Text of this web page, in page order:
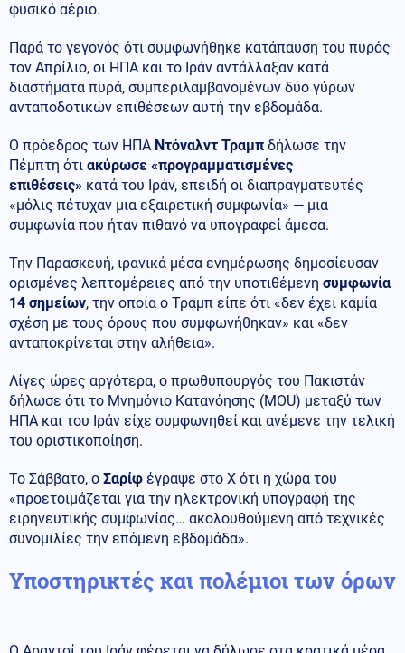
φυσικό αέριο.
Παρά το γεγονός ότι συμφωνήθηκε κατάπαυση του πυρός
τον Απρίλιο, οι ΗΠΑ και το Ιράν αντάλλαξαν κατά
διαστήματα πυρά, συμπεριλαμβανομένων δύο γύρων
ανταποδοτικών επιθέσεων αυτή την εβδομάδα.
Ο πρόεδρος των ΗΠΑ Ντόναλντ Τραμπ δήλωσε την
Πέμπτη ότι ακύρωσε «προγραμματισμένες
επιθέσεις» κατά του Ιράν, επειδή οι διαπραγματευτές
«μόλις πέτυχαν μια εξαιρετική συμφωνία» — μια
συμφωνία που ήταν πιθανό να υπογραφεί άμεσα.
Την Παρασκευή, ιρανικά μέσα ενημέρωσης δημοσίευσαν
ορισμένες λεπτομέρειες από την υποτιθέμενη συμφωνία
14 σημείων, την οποία ο Τραμπ είπε ότι «δεν έχει καμία
σχέση με τους όρους που συμφωνήθηκαν» και «δεν
ανταποκρίνεται στην αλήθεια».
Λίγες ώρες αργότερα, ο πρωθυπουργός του Πακιστάν
δήλωσε ότι το Μνημόνιο Κατανόησης (MOU) μεταξύ των
ΗΠΑ και του Ιράν είχε συμφωνηθεί και ανέμενε την τελική
του οριστικοποίηση.
Το Σάββατο, ο Σαρίφ έγραψε στο X ότι η χώρα του
«προετοιμάζεται για την ηλεκτρονική υπογραφή της
ειρηνευτικής συμφωνίας… ακολουθούμενη από τεχνικές
συνομιλίες την επόμενη εβδομάδα».
Υποστηρικτές και πολέμιοι των όρων